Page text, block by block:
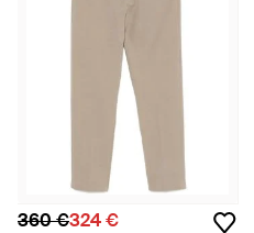
360 €324 €